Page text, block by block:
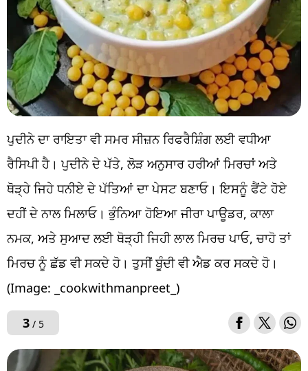
ਪੁਦੀਨੇ ਦਾ ਰਾਇਤਾ ਵੀ ਸਮਰ ਸੀਜ਼ਨ ਰਿਫਰੈਸ਼ਿੰਗ ਲਈ ਵਧੀਆ
ਰੈਸਿਪੀ ਹੈ। ਪੁਦੀਨੇ ਦੇ ਪੱਤੇ, ਲੋੜ ਅਨੁਸਾਰ ਹਰੀਆਂ ਮਿਰਚਾਂ ਅਤੇ
ਥੋੜ੍ਹੇ ਜਿਹੇ ਧਨੀਏ ਦੇ ਪੱਤਿਆਂ ਦਾ ਪੇਸਟ ਬਣਾਓ। ਇਸਨੂੰ ਫੈਂਟੇ ਹੋਏ
ਦਹੀਂ ਦੇ ਨਾਲ ਮਿਲਾਓ। ਭੁੰਨਿਆ ਹੋਇਆ ਜੀਰਾ ਪਾਊਡਰ, ਕਾਲਾ
ਨਮਕ, ਅਤੇ ਸੁਆਦ ਲਈ ਥੋੜ੍ਹੀ ਜਿਹੀ ਲਾਲ ਮਿਰਚ ਪਾਓ, ਚਾਹੋ ਤਾਂ
ਮਿਰਚ ਨੂੰ ਛੱਡ ਵੀ ਸਕਦੇ ਹੋ। ਤੁਸੀਂ ਬੂੰਦੀ ਵੀ ਐਡ ਕਰ ਸਕਦੇ ਹੋ।
(Image: _cookwithmanpreet_)
3/ 5